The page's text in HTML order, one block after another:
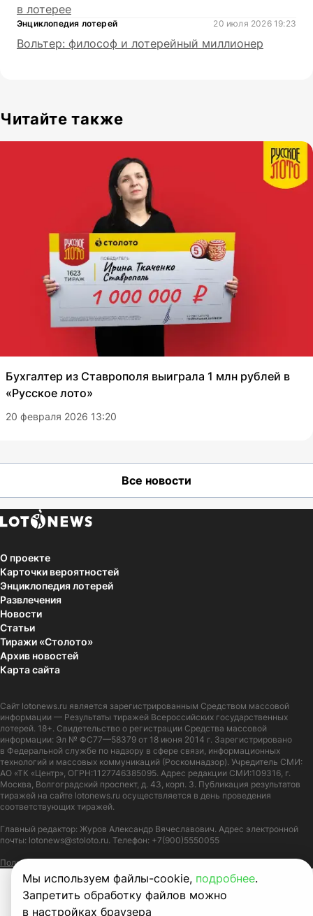
в лотерее
Энциклопедия лотерей 20 июля 2026 19:23
Вольтер: философ и лотерейный миллионер
Читайте также
Бухгалтер из Ставрополя выиграла 1 млн рублей в
«Русское лото»
20 февраля 2026 13:20
Все новости
Мы используем файлы-cookie, подробнее.
Запретить обработку файлов можно
в настройках браузера
О проекте
Карточки вероятностей
Энциклопедия лотерей
Развлечения
Новости
Статьи
Тиражи «Столото»
Архив новостей
Карта сайта
Сайт lotonews.ru является зарегистрированным Средством массовой
информации — Результаты тиражей Всероссийских государственных
лотерей. 18+. Свидетельство о регистрации Средства массовой
информации: Эл № ФС77—58379 от 18 июня 2014 г. Зарегистрировано
в Федеральной службе по надзору в сфере связи, информационных
технологий и массовых коммуникаций (Роскомнадзор). Учредитель СМИ:
АО «ТК «Центр», ОГРН:1127746385095. Адрес редакции СМИ:109316, г.
Москва, Волгоградский проспект, д. 43, корп. 3. Публикация результатов
тиражей на сайте lotonews.ru осуществляется в день проведения
соответствующих тиражей.
Главный редактор: Журов Александр Вячеславович. Адрес электронной
почты: lotonews@stoloto.ru. Телефон: +7(900)5550055
Политика в отношении обработки персональных данных